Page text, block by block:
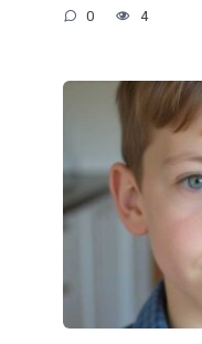
0 4